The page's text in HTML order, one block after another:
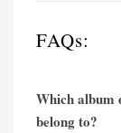
FAQs:
Which album
belong to?